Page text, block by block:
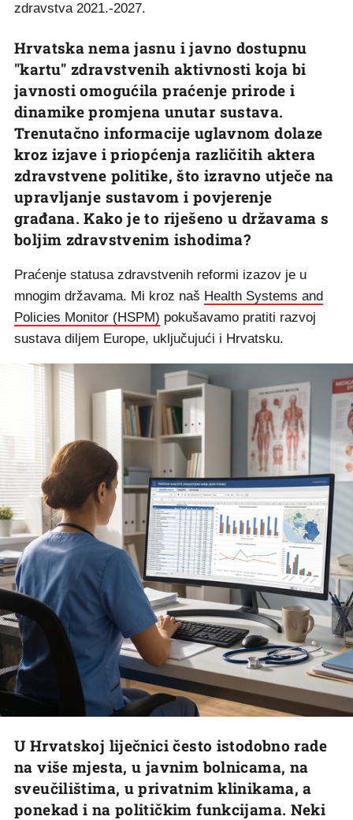
zdravstva 2021.-2027.
Hrvatska nema jasnu i javno dostupnu
"kartu" zdravstvenih aktivnosti koja bi
javnosti omogućila praćenje prirode i
dinamike promjena unutar sustava.
Trenutačno informacije uglavnom dolaze
kroz izjave i priopćenja različitih aktera
zdravstvene politike, što izravno utječe na
upravljanje sustavom i povjerenje
građana. Kako je to riješeno u državama s
boljim zdravstvenim ishodima?
Praćenje statusa zdravstvenih reformi izazov je u
mnogim državama. Mi kroz naš Health Systems and
Policies Monitor (HSPM) pokušavamo pratiti razvoj
sustava diljem Europe, uključujući i Hrvatsku.
U Hrvatskoj liječnici često istodobno rade
na više mjesta, u javnim bolnicama, na
sveučilištima, u privatnim klinikama, a
ponekad i na političkim funkcijama. Neki